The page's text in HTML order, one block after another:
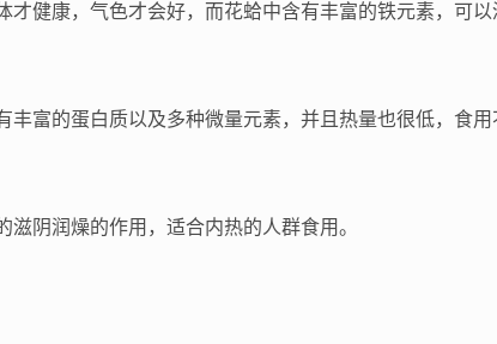
健康，气色才会好，而花蛤中含有丰富的铁元素，可以
富的蛋白质以及多种微量元素，并且热量也很低，食用
阴润燥的作用，适合内热的人群食用。